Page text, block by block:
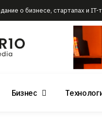
о бизнесе, стартапах и IT-
Бизнес